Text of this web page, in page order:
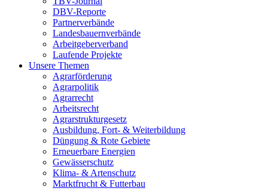
DBV-Reporte
Partnerverbände
Landesbauernverbände
Arbeitgeberverband
Laufende Projekte
Unsere Themen
Agrarförderung
Agrarpolitik
Agrarrecht
Arbeitsrecht
Agrarstrukturgesetz
Ausbildung, Fort- & Weiterbildung
Düngung & Rote Gebiete
Erneuerbare Energien
Gewässerschutz
Klima- & Artenschutz
Marktfrucht & Futterbau